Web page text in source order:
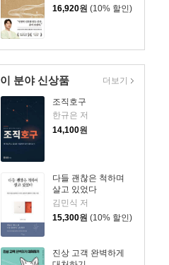
16,920원 (10% 할인)
이 분야 신상품
조직호구
한규은 저
14,100원
다들 괜찮은 척하며
살고 있었다
김민식 저
15,300원 (10% 할인)
진상 고객 완벽하게
더보기